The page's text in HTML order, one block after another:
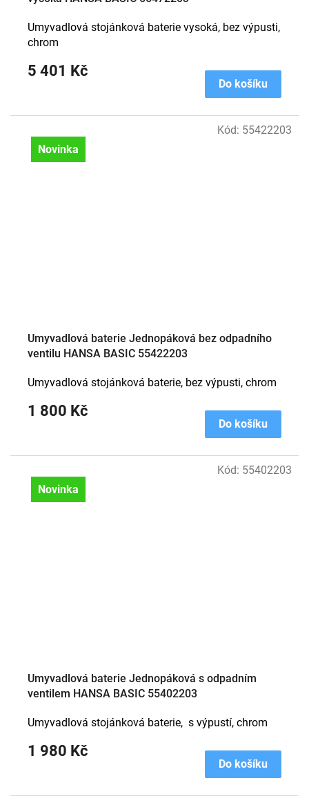
5 401 Kč
Do košíku
Umyvadlová stojánková baterie vysoká, bez výpusti,
chrom
Novinka
Umyvadlová baterie Jednopáková bez odpadního
ventilu HANSA BASIC 55422203
1 800 Kč
Do košíku
Umyvadlová stojánková baterie, bez výpusti, chrom
Kód: 55422203
Novinka
Umyvadlová baterie Jednopáková s odpadním
ventilem HANSA BASIC 55402203
1 980 Kč
Do košíku
Umyvadlová stojánková baterie, s výpustí, chrom
Kód: 55402203